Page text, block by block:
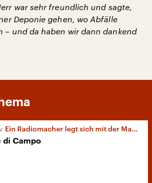
war sehr freundlich und sagte,
Deponie gehen, wo Abfälle
– und da haben wir dann dankend
Ein Radiomacher legt sich mit der Mafia an
di Campo